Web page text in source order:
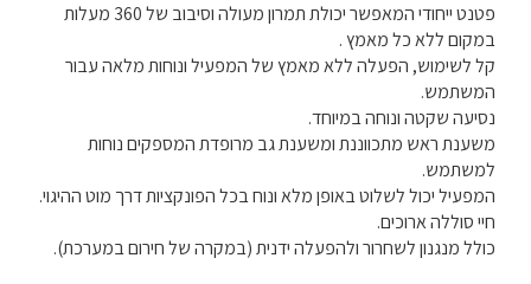
פטנט ייחודי המאפשר יכולת תמרון מעולה וסיבוב של 360 מעלות
במקום ללא כל מאמץ .
קל לשימוש, הפעלה ללא מאמץ של המפעיל ונוחות מלאה עבור
המשתמש.
נסיעה שקטה ונוחה במיוחד.
משענת ראש מתכווננת ומשענת גב מרופדת המספקים נוחות
למשתמש.
המפעיל יכול לשלוט באופן מלא ונוח בכל הפונקציות דרך מוט ההיגוי.
חיי סוללה ארוכים.
כולל מנגנון לשחרור ולהפעלה ידנית (במקרה של חירום במערכת).